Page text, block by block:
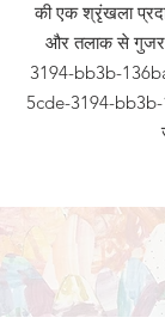
की एक श्रृंखला
और तलाक से गुजर
3194-bb3b-
5cde-3194-